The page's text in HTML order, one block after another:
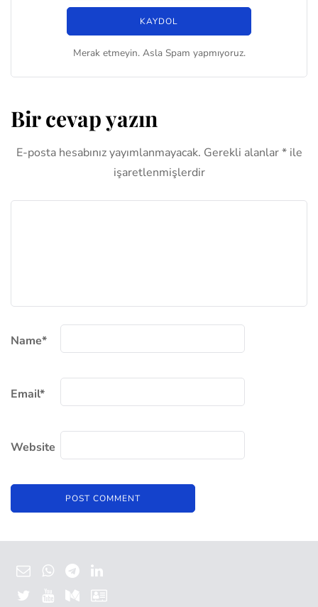
Merak etmeyin. Asla Spam yapmıyoruz.
Bir cevap yazın
E-posta hesabınız yayımlanmayacak. Gerekli alanlar*ile
işaretlenmişlerdir
Name*
Email*
Website